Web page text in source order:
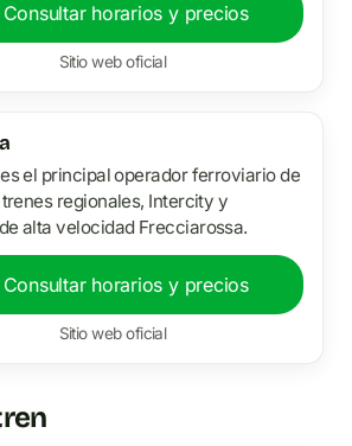
Consultar horarios y precios
Sitio web oficial
el principal operador ferroviario de
regionales, Intercity y
alta velocidad Frecciarossa.
Consultar horarios y precios
Sitio web oficial